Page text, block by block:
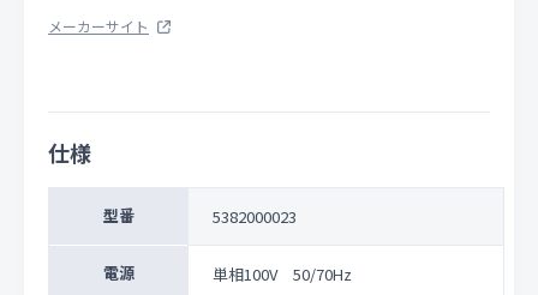
メーカーサイト
仕様
型番 5382000023
電源
単相100V 50/70Hz